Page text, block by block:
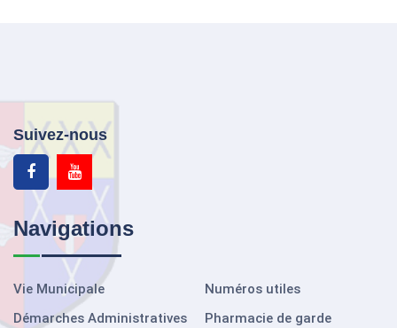
Suivez-nous
Navigations
Vie Municipale
Démarches Administratives
Numéros utiles
Pharmacie de garde